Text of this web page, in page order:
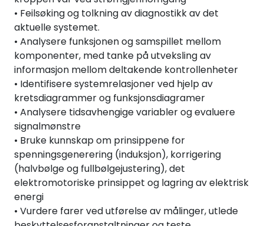
• Feilsøking og tolkning av diagnostikk av det
aktuelle systemet.
• Analysere funksjonen og samspillet mellom
komponenter, med tanke på utveksling av
informasjon mellom deltakende kontrollenheter
• Identifisere systemrelasjoner ved hjelp av
kretsdiagrammer og funksjonsdiagramer
• Analysere tidsavhengige variabler og evaluere
signalmønstre
• Bruke kunnskap om prinsippene for
spenningsgenerering (induksjon), korrigering
(halvbølge og fullbølgejustering), det
elektromotoriske prinsippet og lagring av elektrisk
energi
• Vurdere farer ved utførelse av målinger, utlede